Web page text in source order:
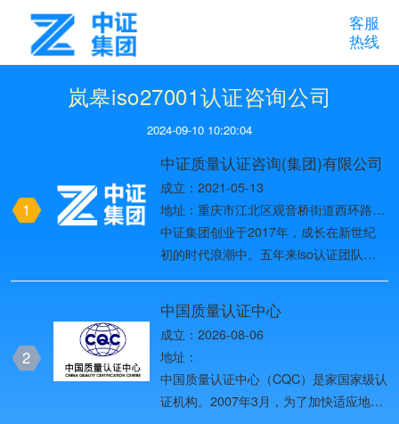
客服
热线
岚皋iso27001认证咨询公司
2024-09-10 10:20:04
1
中证质量认证咨询(集团)有限公司
成立：2021-05-13
地址：重庆市江北区观音桥街道西环路8
号1幢37-10
中证集团创业于2017年，成长在新世纪
初的时代浪潮中。五年来iso认证团队始
际化战略、全球化品牌战略四个发展阶
段，2019年进入第五个发展阶段——网
络化战略阶段，团队目前已发展为全国
ISO体系认证头部品牌。
2
中国质量认证中心
成立：2026-08-06
地址：
中国质量认证中心（CQC）是家国家级认
证机构。2007年3月，为了加快适应地方